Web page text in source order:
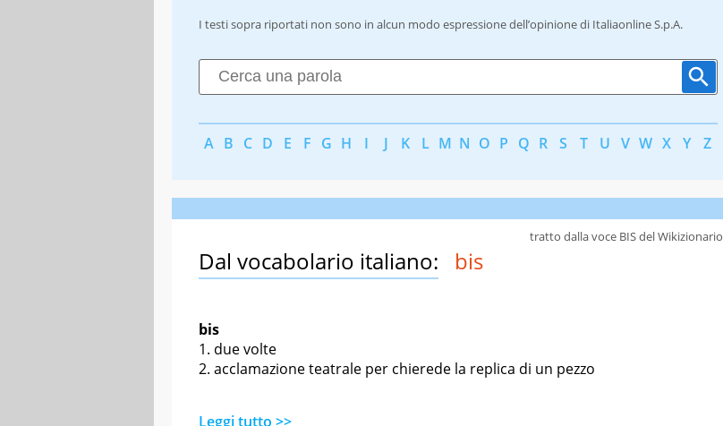
I testi sopra riportati non sono in alcun modo espressione dell’opinione di Italiaonline S.p.A.
A B C D E F G H I J K L M N O P Q R S T U V W X Y Z
Dal vocabolario italiano: bis
bis
due volte
acclamazione teatrale per chierede la replica di un pezzo
Leggi tutto >>
tratto dalla voce BIS del Wikizionario